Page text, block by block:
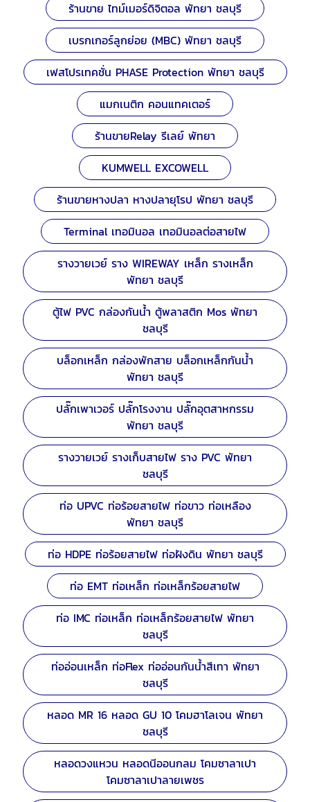
ร้านขาย ไทม์เมอร์ดิจิตอล พัทยา ชลบุรี
เบรกเกอร์ลูกย่อย (MBC) พัทยา ชลบุรี
เฟสโปรเทคชั่น PHASE Protection พัทยา ชลบุรี
แมกเนติก คอนแทคเตอร์
ร้านขายRelay รีเลย์ พัทยา
KUMWELL EXCOWELL
ร้านขายหางปลา หางปลายุโรป พัทยา ชลบุรี
Terminal เทอมินอล เทอมินอลต่อสายไฟ
รางวายเวย์ ราง WIREWAY เหล็ก รางเหล็ก
พัทยา ชลบุรี
ตู้ไฟ PVC กล่องกันน้ำ ตู้พลาสติก Mos พัทยา
ชลบุรี
บล็อกเหล็ก กล่องพักสาย บล็อกเหล็กกันน้ำ
พัทยา ชลบุรี
ปลั๊กเพาเวอร์ ปลั๊กโรงงาน ปลั๊กอุตสาหกรรม
พัทยา ชลบุรี
รางวายเวย์ รางเก็บสายไฟ ราง PVC พัทยา
ชลบุรี
ท่อ UPVC ท่อร้อยสายไฟ ท่อขาว ท่อเหลือง
พัทยา ชลบุรี
ท่อ HDPE ท่อร้อยสายไฟ ท่อฝังดิน พัทยา ชลบุรี
ท่อ EMT ท่อเหล็ก ท่อเหล็กร้อยสายไฟ
ท่อ IMC ท่อเหล็ก ท่อเหล็กร้อยสายไฟ พัทยา
ชลบุรี
ท่ออ่อนเหล็ก ท่อFlex ท่ออ่อนกันน้ำสีเทา พัทยา
ชลบุรี
หลอด MR 16 หลอด GU 10 โคมฮาโลเจน พัทยา
ชลบุรี
หลอดวงแหวน หลอดนีออนกลม โคมซาลาเปา
โคมซาลาเปาลายเพชร